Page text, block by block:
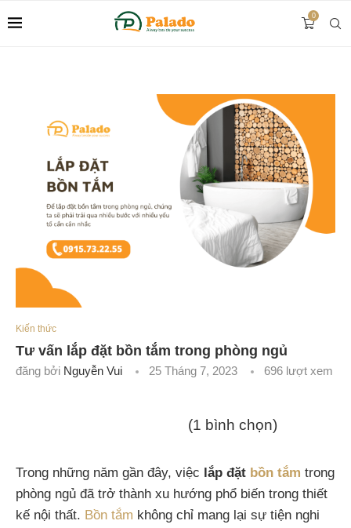
0
Kiến thức
Tư vấn lắp đặt bồn tắm trong phòng ngủ
đăng bởi Nguyễn Vui 25 Tháng 7, 2023 696 lượt xem
(1 bình chọn)
Trong những năm gần đây, việc lắp đặt bồn tắm trong
phòng ngủ đã trở thành xu hướng phổ biến trong thiết
kế nội thất. Bồn tắm không chỉ mang lại sự tiện nghi